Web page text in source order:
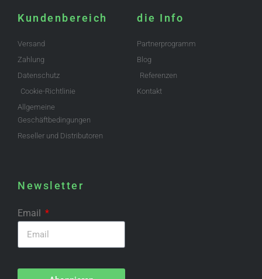
Kundenbereich
Versand
Zahlung
Datenschutz
Cookie-Richtlinie
Allgemeine
Geschäftbedingungen
Reseller und Distributoren
die Info
Partnerprogramm
Blog
Referenzen
Kontakt
Newsletter
Email